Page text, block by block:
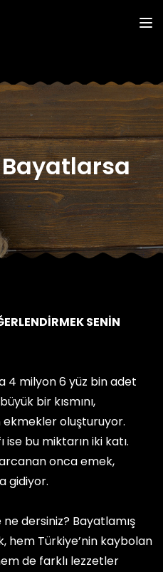
SENİN
4 milyon 6 yüz bin adet
bir kısmını,
oluşturuyor.
ise bu miktarın iki katı.
onca emek,
gidiyor.
dersiniz? Bayatlamış
Türkiye’nin kaybolan
de farklı lezzetler